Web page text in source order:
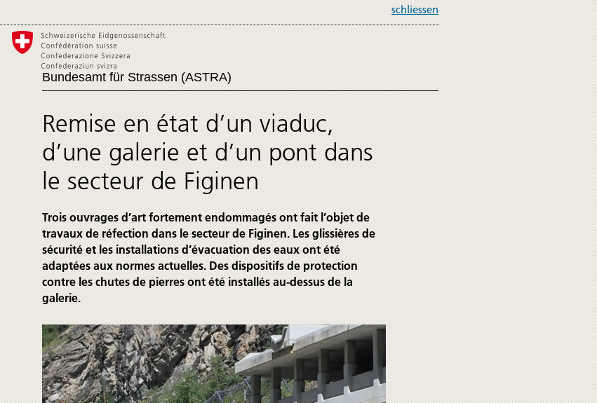
schliessen
Bundesamt für Strassen (ASTRA)
Remise en état d’un viaduc,
d’une galerie et d’un pont dans
le secteur de Figinen
Trois ouvrages d’art fortement endommagés ont fait l’objet de
travaux de réfection dans le secteur de Figinen. Les glissières de
sécurité et les installations d’évacuation des eaux ont été
adaptées aux normes actuelles. Des dispositifs de protection
contre les chutes de pierres ont été installés au-dessus de la
galerie.